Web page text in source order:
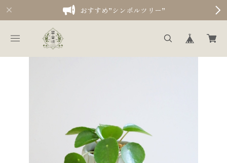
おすすめ”シンボルツリー”